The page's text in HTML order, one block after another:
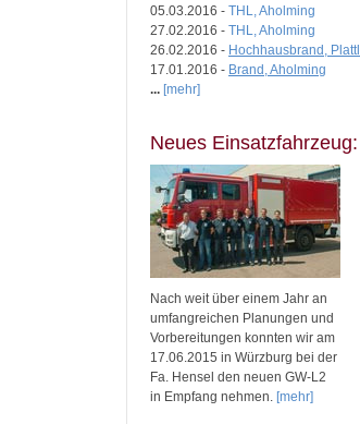
05.03.2016 - THL, Aholming
27.02.2016 - THL, Aholming
26.02.2016 - Hochhausbrand, Plattl.
17.01.2016 - Brand, Aholming
... [mehr]
Neues Einsatzfahrzeug:
Nach weit über einem Jahr an
umfangreichen Planungen und
Vorbereitungen konnten wir am
17.06.2015 in Würzburg bei der
Fa. Hensel den neuen GW-L2
in Empfang nehmen. [mehr]